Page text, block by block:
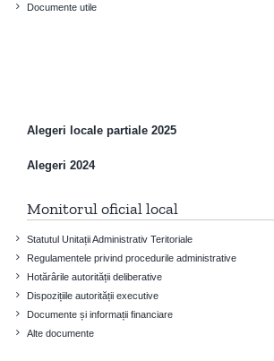
Documente utile
Alegeri locale partiale 2025
Alegeri 2024
Monitorul oficial local
Statutul Unitații Administrativ Teritoriale
Regulamentele privind procedurile administrative
Hotărârile autorității deliberative
Dispozițiile autorității executive
Documente și informații financiare
Alte documente